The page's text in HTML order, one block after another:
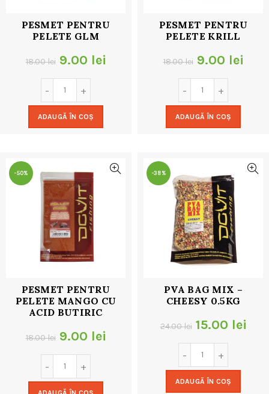
PESMET PENTRU
PELETE GLM
18.00lei Prețul
inițial
a
fost:
9.00 lei
ADAUGĂ ÎN COȘ
PESMET PENTRU
PELETE KRILL
18.00lei Prețul
inițial
a
fost:
9.00 lei
ADAUGĂ ÎN COȘ
-50%
PESMET PENTRU
PELETE MANGO CU
ACID BUTIRIC
18.00lei Prețul
inițial
a
9.00 lei
-38%
PVA BAG MIX –
CHEESY 0.5KG
24.00lei Prețul
inițial
a
fost:
15.00 lei
ADAUGĂ ÎN COȘ